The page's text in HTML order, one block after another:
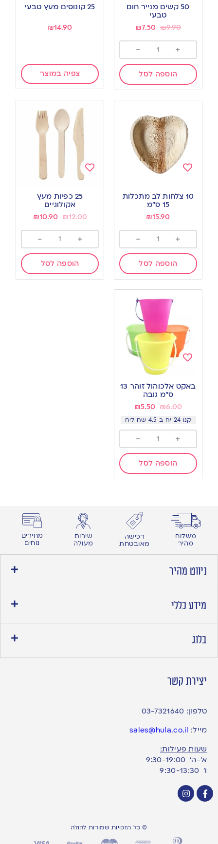
to
wishlist
50 קשים מנייר חום
טבעי
₪9.90
₪7.50
+
-
הוספה לסל
to
wishlist
25 קונוסים מעץ טבעי
₪14.90
צפיה במוצר
to
wishlist
10 צלחות לב מתכלות
15 ס”מ
₪15.90
+
-
הוספה לסל
Add
wishlist
25 כפיות מעץ
אקולוגיים
₪12.00
₪10.90
+
-
הוספה לסל
to
wishlist
באקט אלכוהול זוהר 13
ס”מ גובה
₪6.00
₪5.50
קנו 24 יח ב 4.5 שח ליח
+
-
הוספה לסל
משלוח
מהיר
רכישה
מאובטחת
שירות
מעולה
מחירים
נוחים
ניווט מהיר
מידע כללי
בלוג
יצירת קשר
טלפון: 03-7321640
מייל: sales@hula.co.il
שעות פעילות:
א’-ה’ 9:30-19:00
ו׳ 9:30-13:30
© כל הזכויות שמורות להולה